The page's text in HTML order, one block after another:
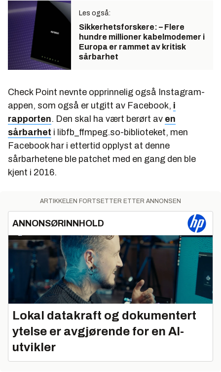
Les også:
Sikkerhetsforskere: – Flere
hundre millioner kabelmodemer i
Europa er rammet av kritisk
sårbarhet
Check Point nevnte opprinnelig også Instagram-
appen, som også er utgitt av Facebook, i
rapporten. Den skal ha vært berørt av en
sårbarhet i libfb_ffmpeg.so-biblioteket, men
Facebook har i ettertid opplyst at denne
sårbarhetene ble patchet med en gang den ble
kjent i 2016.
ARTIKKELEN FORTSETTER ETTER ANNONSEN
ANNONSØRINNHOLD
Lokal datakraft og dokumentert
ytelse er avgjørende for en AI-
utvikler